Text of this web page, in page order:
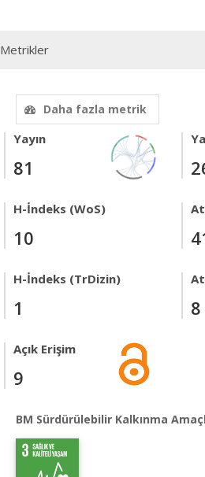
Metrikler
Daha fazla metrik
Yayın
81
H-İndeks (WoS)
10
H-İndeks (TrDizin)
1 8
Açık Erişim
9
BM Sürdürülebilir Kalkınma